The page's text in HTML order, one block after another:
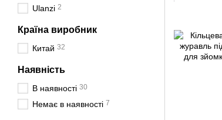
Ulanzi 2
Країна виробник
Китай 32
Наявність
В наявності 30
Немає в наявності 7